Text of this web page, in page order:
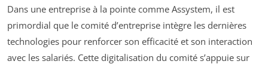
Dans une entreprise à la pointe comme Assystem, il est
primordial que le comité d’entreprise intègre les dernières
technologies pour renforcer son efficacité et son interaction
avec les salariés. Cette digitalisation du comité s’appuie sur